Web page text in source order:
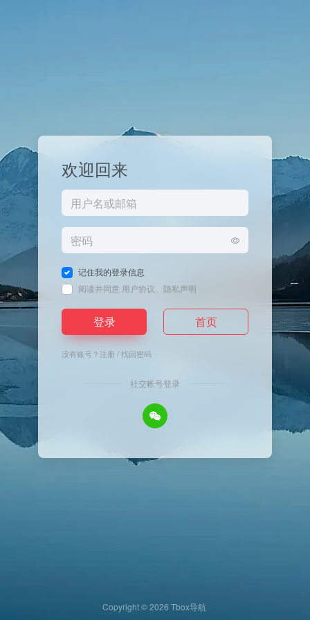
欢迎回来
记住我的登录信息
阅读并同意 用户协议 隐私声明
登录 首页
没有账号？注册/找回密码
社交帐号登录
Copyright © 2026 Tbox导航